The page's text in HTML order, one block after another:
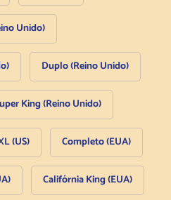
Unido)
Duplo (Reino Unido)
King (Reino Unido)
(US) Completo (EUA)
Califórnia King (EUA)